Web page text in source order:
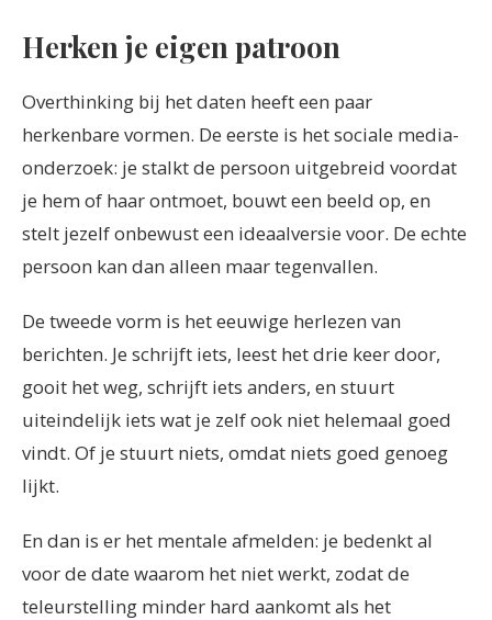
Herken je eigen patroon
Overthinking bij het daten heeft een paar
herkenbare vormen. De eerste is het sociale media-
onderzoek: je stalkt de persoon uitgebreid voordat
je hem of haar ontmoet, bouwt een beeld op, en
stelt jezelf onbewust een ideaalversie voor. De echte
persoon kan dan alleen maar tegenvallen.
De tweede vorm is het eeuwige herlezen van
berichten. Je schrijft iets, leest het drie keer door,
gooit het weg, schrijft iets anders, en stuurt
uiteindelijk iets wat je zelf ook niet helemaal goed
vindt. Of je stuurt niets, omdat niets goed genoeg
lijkt.
En dan is er het mentale afmelden: je bedenkt al
voor de date waarom het niet werkt, zodat de
teleurstelling minder hard aankomt als het